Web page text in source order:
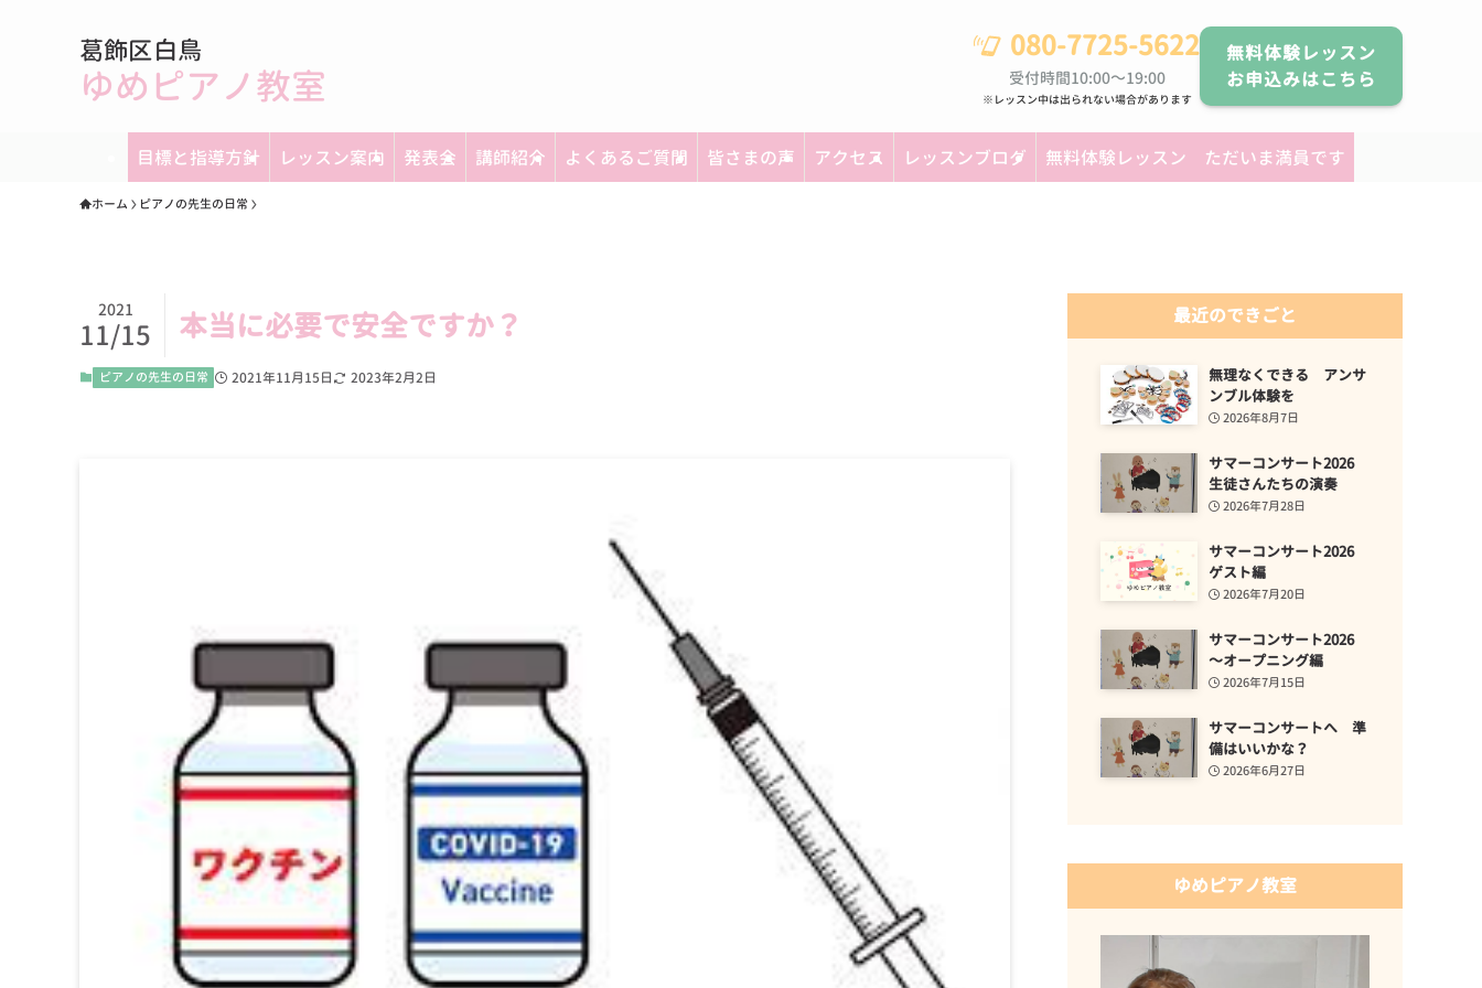
葛飾区白鳥
ゆめピアノ教室
080-7725-5622
受付時間10:00～19:00
※レッスン中は出られない場合があります
無料体験レッスン
お申込みはこちら
目標と指導方針 レッスン案内 発表会 講師紹介 よくあるご質問 皆さまの声 アクセス レッスンブログ 無料体験レッスン ただいま満員です
ホーム ピアノの先生の日常
本当に必要で安全ですか？
2021
11/15
ピアノの先生の日常 2021年11月15日 2023年2月2日
最近のできごと
無理なくできる アンサ
ンブル体験を
2026年8月7日
サマーコンサート2026
生徒さんたちの演奏
2026年7月28日
サマーコンサート2026
ゲスト編
2026年7月20日
サマーコンサート2026
～オープニング編
2026年7月15日
サマーコンサートへ 準
備はいいかな？
2026年6月27日
ゆめピアノ教室